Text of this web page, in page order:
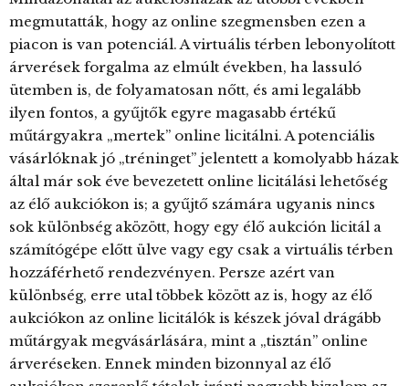
megmutatták, hogy az online szegmensben ezen a
piacon is van potenciál. A virtuális térben lebonyolított
árverések forgalma az elmúlt években, ha lassuló
ütemben is, de folyamatosan nőtt, és ami legalább
ilyen fontos, a gyűjtők egyre magasabb értékű
műtárgyakra „mertek” online licitálni. A potenciális
vásárlóknak jó „tréninget” jelentett a komolyabb házak
által már sok éve bevezetett online licitálási lehetőség
az élő aukciókon is; a gyűjtő számára ugyanis nincs
sok különbség aközött, hogy egy élő aukción licitál a
számítógépe előtt ülve vagy egy csak a virtuális térben
hozzáférhető rendezvényen. Persze azért van
különbség, erre utal többek között az is, hogy az élő
aukciókon az online licitálók is készek jóval drágább
műtárgyak megvásárlására, mint a „tisztán” online
árveréseken. Ennek minden bizonnyal az élő